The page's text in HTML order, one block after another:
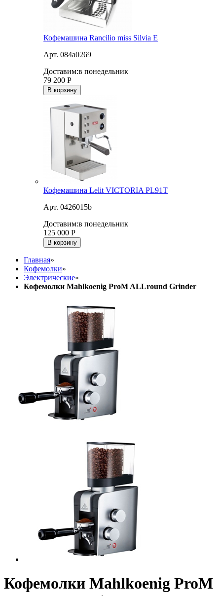
Кофемашина Rancilio miss Silvia E
Арт. 084a0269
Доставим:в понедельник
79 200 Р
В корзину
Кофемашина Lelit VICTORIA PL91T
Арт. 0426015b
Доставим:в понедельник
125 000 Р
В корзину
Главная»
Кофемолки»
Электрические»
Кофемолки Mahlkoenig ProM ALLround Grinder
Кофемолки Mahlkoenig ProM